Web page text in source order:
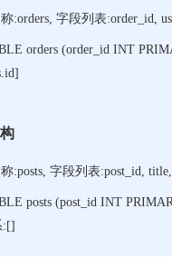
:orders, 字段列表:order_id,
orders (order_id INT
:posts, 字段列表:post_id,
posts (post_id INT
:[]